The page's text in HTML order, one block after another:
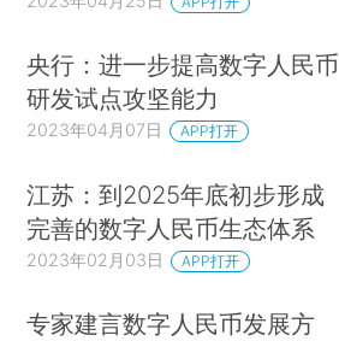
央行：进一步提高数字人民币
研发试点攻坚能力
2023年04月07日 APP打开
江苏：到2025年底初步形成
完善的数字人民币生态体系
2023年02月03日 APP打开
专家建言数字人民币发展方